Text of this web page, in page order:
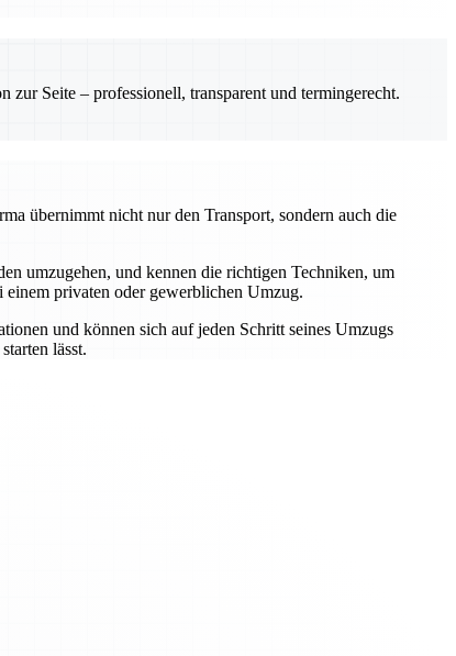
zur Seite – professionell, transparent und termingerecht.
übernimmt nicht nur den Transport, sondern auch die
umzugehen, und kennen die richtigen Techniken, um
privaten oder gewerblichen Umzug.
und können sich auf jeden Schritt seines Umzugs
lässt.